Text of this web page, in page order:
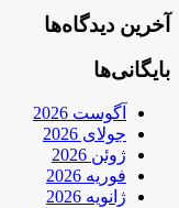
آخرین دیدگاه‌ها
بایگانی‌ها
آگوست 2026
جولای 2026
ژوئن 2026
فوریه 2026
ژانویه 2026